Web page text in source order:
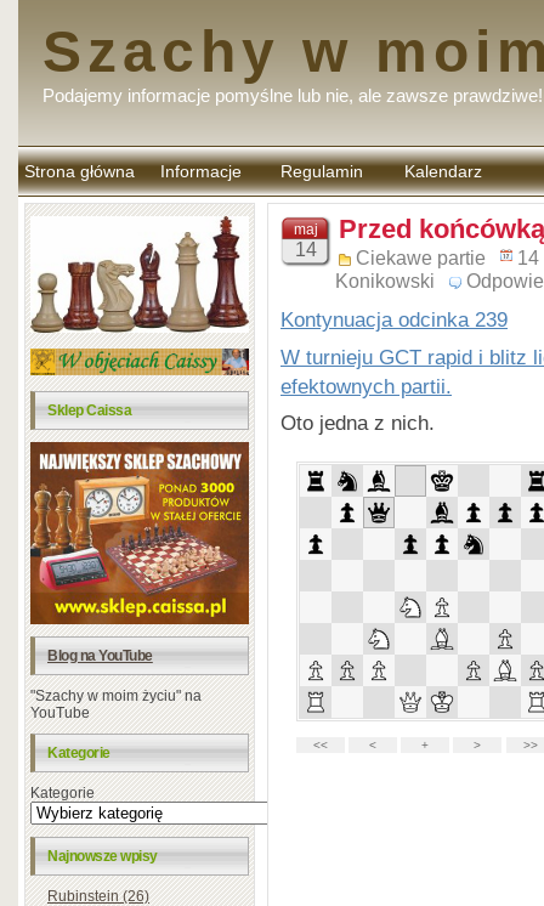
Szachy w
Podajemy informacje pomyślne lub nie, ale zawsze prawdziwe!
Strona główna Informacje Regulamin
komentarzy
Kalendarz
Sklep Caissa
Blog na YouTube
"Szachy w moim życiu" na
YouTube
Kategorie
Kategorie
Najnowsze wpisy
Rubinstein (26)
maj
14
Przed
Ciekawe partie
14
Konikowski
Kontynuacja odcinka 239
W turnieju GCT rapid i blitz
efektownych partii.
Oto jedna z nich.